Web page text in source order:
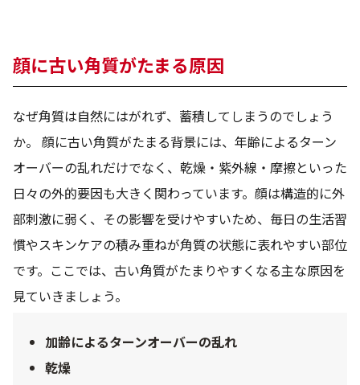
顔に古い角質がたまる原因
なぜ角質は自然にはがれず、蓄積してしまうのでしょう
か。 顔に古い角質がたまる背景には、年齢によるターン
オーバーの乱れだけでなく、乾燥・紫外線・摩擦といった
日々の外的要因も大きく関わっています。顔は構造的に外
部刺激に弱く、その影響を受けやすいため、毎日の生活習
慣やスキンケアの積み重ねが角質の状態に表れやすい部位
です。ここでは、古い角質がたまりやすくなる主な原因を
見ていきましょう。
加齢によるターンオーバーの乱れ
乾燥